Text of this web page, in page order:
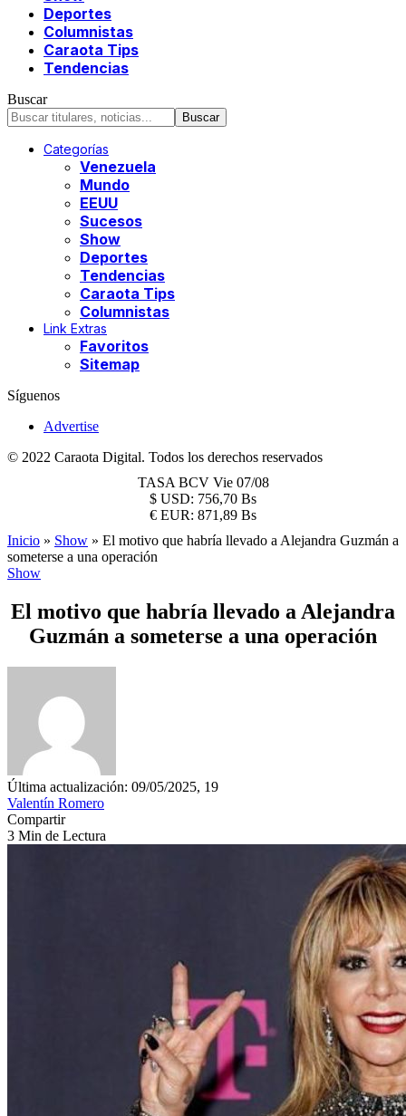
Deportes
Columnistas
Caraota Tips
Tendencias
Buscar
Categorías
Venezuela
Mundo
EEUU
Sucesos
Show
Deportes
Tendencias
Caraota Tips
Columnistas
Link Extras
Favoritos
Sitemap
Síguenos
Advertise
© 2022 Caraota Digital. Todos los derechos reservados
TASA BCV Vie 07/08
$ USD: 756,70 Bs
€ EUR: 871,89 Bs
Inicio » Show » El motivo que habría llevado a Alejandra Guzmán a
someterse a una operación
Show
El motivo que habría llevado a Alejandra
Guzmán a someterse a una operación
Última actualización: 09/05/2025, 19
Valentín Romero
Compartir
3 Min de Lectura